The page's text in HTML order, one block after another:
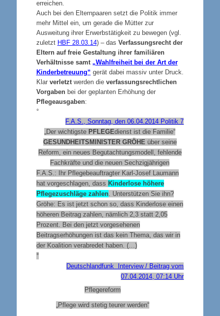
erreichen.
Auch bei den Elternpaaren setzt die Politik immer
mehr Mittel ein, um gerade die Mütter zur
Ausweitung ihrer Erwerbstätigkeit zu bewegen (vgl.
zuletzt HBF 28.03.14) – das Verfassungsrecht der
Eltern auf freie Gestaltung ihrer familiären
Verhältnisse samt „Wahlfreiheit bei der Art der
Kinderbetreuung“ gerät dabei massiv unter Druck.
Klar verletztwerden die verfassungsrechtlichen
Vorgabenbei der geplanten Erhöhung der
Pflegeausgaben:
°
F.A.S., Sonntag, den 06.04.2014 Politik 7
„Der wichtigste PFLEGEdienst ist die Familie“
GESUNDHEITSMINISTER GRÖHE über seine
Reform, ein neues Begutachtungsmodell, fehlende
Fachkräfte und die neuen Sechzigjährigen
F.A.S.: Ihr Pflegebeauftragter Karl-Josef Laumann
hat vorgeschlagen, dass Kinderlose höhere
Pflegezuschläge zahlen. Unterstützen Sie ihn?
Gröhe: Es ist jetzt schon so, dass Kinderlose einen
höheren Beitrag zahlen, nämlich 2,3 statt 2,05
Prozent. Bei den jetzt vorgesehenen
Beitragserhöhungen ist das kein Thema, das wir in
der Koalition verabredet haben. (…)
°
Deutschlandfunk Interview / Beitrag vom
07.04.2014, 07:14 Uhr
Pflegereform
„Pflege wird stetig teurer werden“